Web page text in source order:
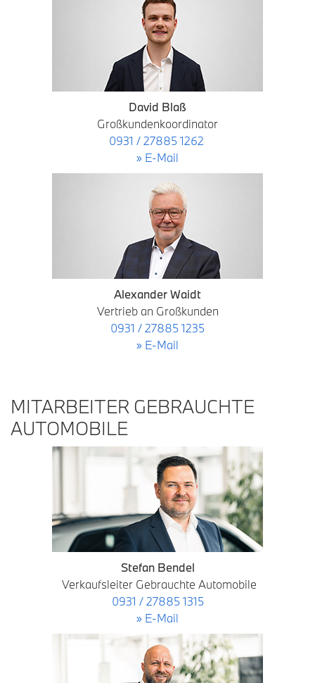
David Blaß
Großkundenkoordinator
0931 / 27885 1262
» E-Mail
Alexander Waidt
Vertrieb an Großkunden
0931 / 27885 1235
» E-Mail
MITARBEITER GEBRAUCHTE
AUTOMOBILE
Stefan Bendel
Verkaufsleiter Gebrauchte Automobile
0931 / 27885 1315
» E-Mail